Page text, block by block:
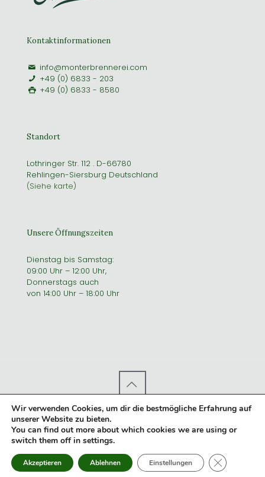
Kontaktinformationen
info@monterbrennerei.com
+49 (0) 6833 - 203
+49 (0) 6833 - 8580
Standort
Lothringer Str. 112 . D-66780
Rehlingen-Siersburg Deutschland
(Siehe karte)
Unsere Öffnungszeiten
Dienstag bis Samstag:
09:00 Uhr – 12:00 Uhr,
Donnerstags auch
von 14:00 Uhr – 18:00 Uhr
© 2023 MONTER GENUSSBRENNEREI|Impressum |AGB|
Datenschutz|Widerruf
Wir verwenden Cookies, um dir die bestmögliche Erfahrung auf
unserer Website zu bieten.
You can find out more about which cookies we are using or
switch them off in settings.
Akzeptieren Ablehnen Einstellungen GDPR